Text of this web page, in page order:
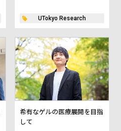
UTokyo Research
希有なゲルの医療展開を目指
して